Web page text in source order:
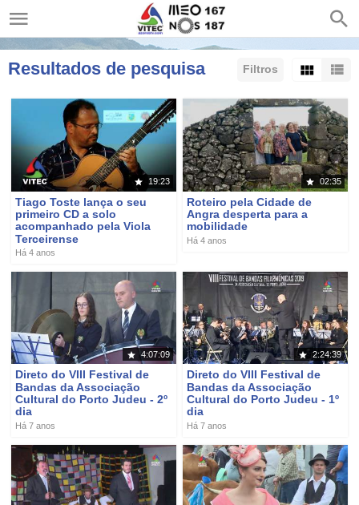
Filtros
Resultados de pesquisa
Ordenar por:
Mostrar:
Resultados/Página:
19:23
Tiago Toste lança o seu
primeiro CD a solo
acompanhado pela Viola
Terceirense
Há 4 anos
02:35
Roteiro pela Cidade de
Angra desperta para a
mobilidade
Há 4 anos
4:07:09
Direto do VIII Festival de
Bandas da Associação
Cultural do Porto Judeu - 2º
dia
Há 7 anos
2:24:39
Direto do VIII Festival de
Bandas da Associação
Cultural do Porto Judeu - 1º
dia
Há 7 anos